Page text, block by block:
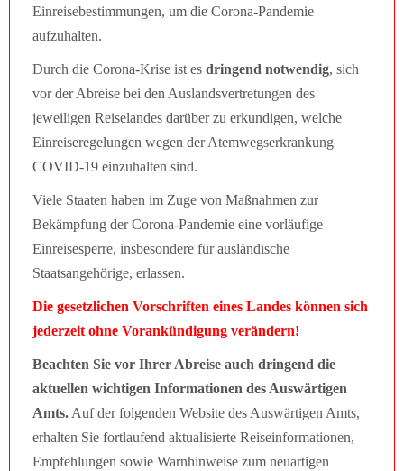
Einreisebestimmungen, um die Corona-Pandemie
aufzuhalten.
Durch die Corona-Krise ist es dringend notwendig, sich
vor der Abreise bei den Auslandsvertretungen des
jeweiligen Reiselandes darüber zu erkundigen, welche
Einreiseregelungen wegen der Atemwegserkrankung
COVID-19 einzuhalten sind.
Viele Staaten haben im Zuge von Maßnahmen zur
Bekämpfung der Corona-Pandemie eine vorläufige
Einreisesperre, insbesondere für ausländische
Staatsangehörige, erlassen.
Die gesetzlichen Vorschriften eines Landes können sich
jederzeit ohne Vorankündigung verändern!
Beachten Sie vor Ihrer Abreise auch dringend die
aktuellen wichtigen Informationen des Auswärtigen
Amts. Auf der folgenden Website des Auswärtigen Amts,
erhalten Sie fortlaufend aktualisierte Reiseinformationen,
Empfehlungen sowie Warnhinweise zum neuartigen